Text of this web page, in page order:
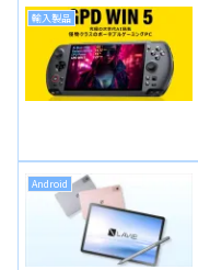
輸入製品
Android